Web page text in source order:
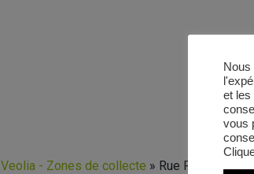
Veolia - Zones de collecte » Rue René Basset
Nous
et les
vous